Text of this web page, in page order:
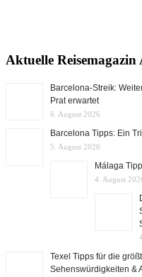
Aktuelle
Barcelona-Streik:
Prat erwartet
6. August 2026
Barcelona Tipps: Ein
5. August 2026
Málaga
4. August
Texel Tipps für die
Sehenswürdigkeiten &